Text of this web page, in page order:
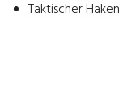
Taktischer Haken